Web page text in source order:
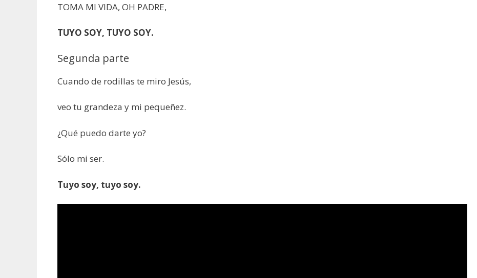
TOMA MI VIDA, OH PADRE,
TUYO SOY, TUYO SOY.
Segunda parte
Cuando de rodillas te miro Jesús,
veo tu grandeza y mi pequeñez.
¿Qué puedo darte yo?
Sólo mi ser.
Tuyo soy, tuyo soy.